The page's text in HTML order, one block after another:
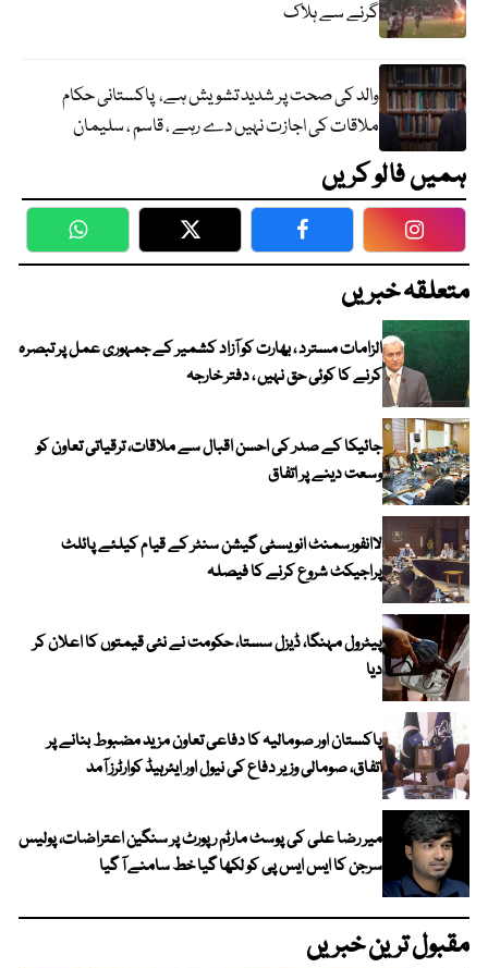
گرنے سے ہلاک
والد کی صحت پر شدید تشویش ہے، پاکستانی حکام
ملاقات کی اجازت نہیں دے رہے ، قاسم ، سلیمان
ہمیں فالو کریں
WhatsApp Twitter Facebook
متعلقہ خبریں
الزامات مسترد ، بھارت کو آزاد کشمیر کے جمہوری عمل پر تبصرہ
کرنے کا کوئی حق نہیں ، دفتر خارجہ
جائیکا کے صدر کی احسن اقبال سے ملاقات، ترقیاتی تعاون کو
وسعت دینے پر اتفاق
لاانفورسمنٹ انویسٹی گیشن سنٹر کے قیام کیلئے پائلٹ
پراجیکٹ شروع کرنے کا فیصلہ
پیٹرول مہنگا، ڈیزل سستا، حکومت نے نئی قیمتوں کا اعلان کر
دیا
پاکستان اور صومالیہ کا دفاعی تعاون مزید مضبوط بنانے پر
اتفاق، صومالی وزیر دفاع کی نیول اور ایئرہیڈ کوارٹرز آمد
میر رضا علی کی پوسٹ مارٹم رپورٹ پر سنگین اعتراضات، پولیس
سرجن کا ایس ایس پی کو لکھا گیا خط سامنے آ گیا
مقبول ترین خبریں